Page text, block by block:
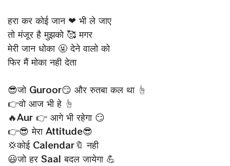
हरा कर कोई जान ❤ भी ले जाए
तो मंजूर है मुझको 🥰 मगर
मेरी जान धोका 🤬 देने वालो को
फिर मैं मोका नही देता
😎जो Guroor😏 और रुतबा कल था ☝
👉वो आज भी हे ☝
🔥Aur 👉 आगे भी रहेगा 😏
👉😎 मेरा Attitude😎
💢कोई Calendar🔖 नही
😃जो हर Saal बदल जायेगा 💪